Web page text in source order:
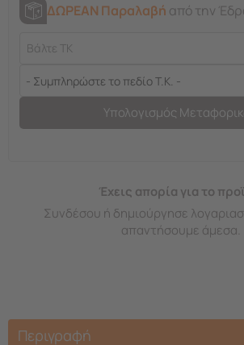
ΔΩΡΕΑΝ Παραλαβή από την
Υπολογισμός
Έχεις απορία για το
Συνδέσου ή δημιούργησε
απαντήσουμε άμεσα.
Περιγραφή